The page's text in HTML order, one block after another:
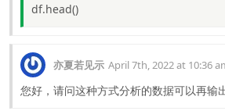
df.head()
亦夏若见示 April 7th, 2022 at 10:36
您好，请问这种方式分析的数据可以再输